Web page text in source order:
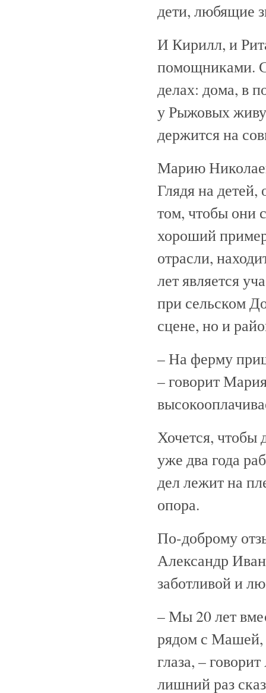
дети, любящие
И Кирилл, и
помощниками.
делах: дома, в
у Рыжовых
держится на
Марию
Глядя на детей,
том, чтобы они
хороший
отрасли,
лет является
при сельском
сцене, но и
– На ферму
– говорит
Хочется,
уже два года
дел лежит на
опора.
По-доброму
Александр
заботливой и
– Мы 20 лет
рядом с Машей,
глаза, –
лишний раз